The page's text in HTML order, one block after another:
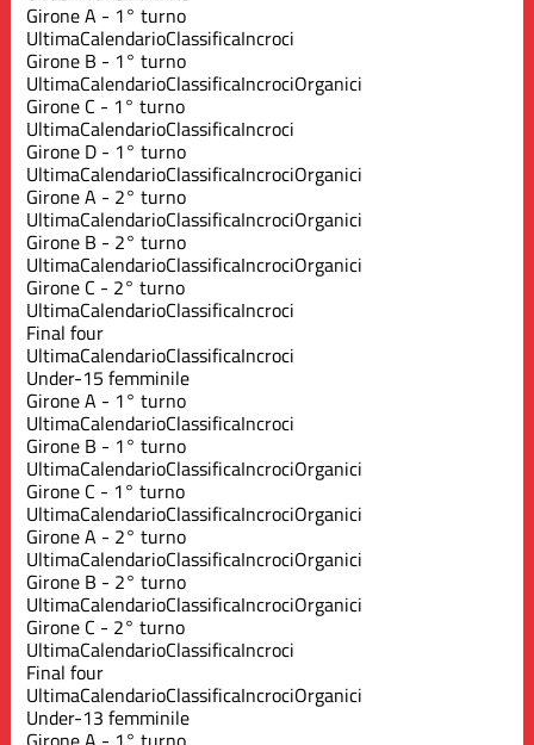
Girone A - 1° turno
UltimaCalendarioClassificaIncroci
Girone B - 1° turno
UltimaCalendarioClassificaIncrociOrganici
Girone C - 1° turno
UltimaCalendarioClassificaIncroci
Girone D - 1° turno
UltimaCalendarioClassificaIncrociOrganici
Girone A - 2° turno
UltimaCalendarioClassificaIncrociOrganici
Girone B - 2° turno
UltimaCalendarioClassificaIncrociOrganici
Girone C - 2° turno
UltimaCalendarioClassificaIncroci
Final four
UltimaCalendarioClassificaIncroci
Under-15 femminile
Girone A - 1° turno
UltimaCalendarioClassificaIncroci
Girone B - 1° turno
UltimaCalendarioClassificaIncrociOrganici
Girone C - 1° turno
UltimaCalendarioClassificaIncrociOrganici
Girone A - 2° turno
UltimaCalendarioClassificaIncrociOrganici
Girone B - 2° turno
UltimaCalendarioClassificaIncrociOrganici
Girone C - 2° turno
UltimaCalendarioClassificaIncroci
Final four
UltimaCalendarioClassificaIncrociOrganici
Under-13 femminile